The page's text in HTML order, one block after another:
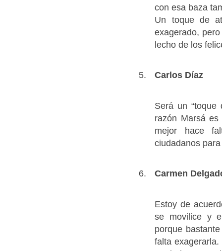
con esa baza
Un toque de
exagerado,
lecho de los
Carlos Díaz
Será un “toque
razón Marsá
mejor hace
ciudadanos
Carmen
Estoy de
se movilice y
porque
falta